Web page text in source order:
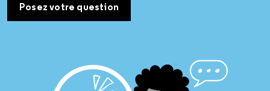
Posez votre question